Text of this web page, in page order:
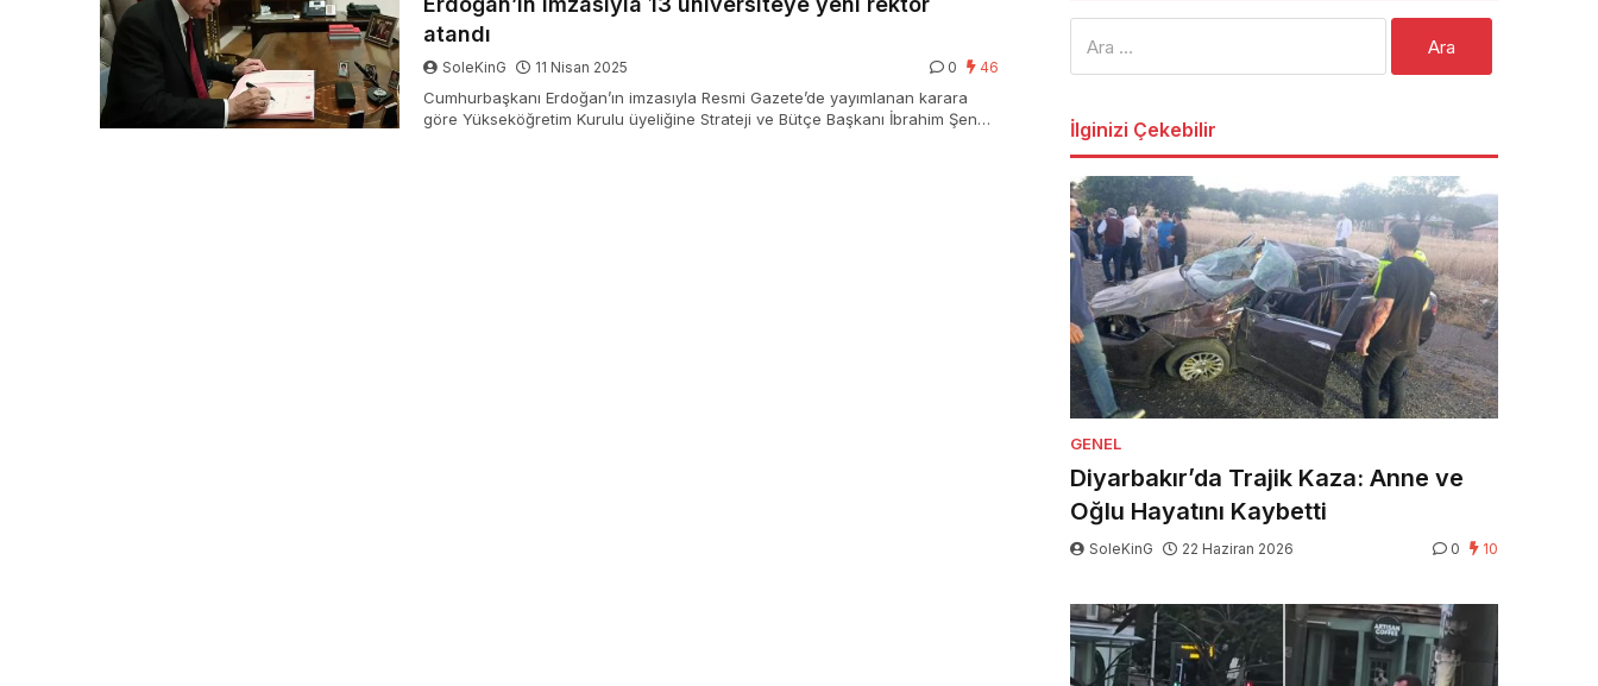
atandı
SoleKinG 11 Nisan 2025 0 46
Cumhurbaşkanı Erdoğan’ın imzasıyla Resmi Gazete’de yayımlanan karara
göre Yükseköğretim Kurulu üyeliğine Strateji ve Bütçe Başkanı İbrahim Şenel
İlginizi Çekebilir
GENEL
Diyarbakır’da Trajik Kaza: Anne ve
Oğlu Hayatını Kaybetti
SoleKinG 22 Haziran 2026 0 10